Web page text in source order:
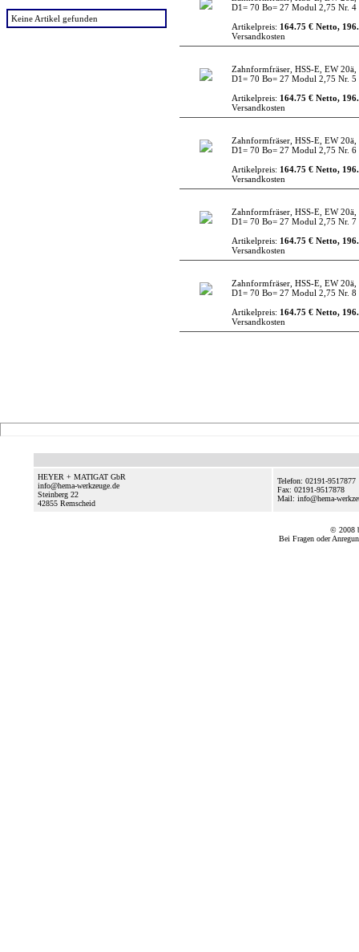
Keine Artikel gefunden
D1= 70 Bo= 27 Modul 2,75 Nr. 4
Artikelpreis: 164.75 € Netto,
Versandkosten
Zahnformfräser, HSS-E, EW 20ä,
D1= 70 Bo= 27 Modul 2,75 Nr. 5
Artikelpreis: 164.75 € Netto,
Versandkosten
Zahnformfräser, HSS-E, EW 20ä,
D1= 70 Bo= 27 Modul 2,75 Nr. 6
Artikelpreis: 164.75 € Netto,
Versandkosten
Zahnformfräser, HSS-E, EW 20ä,
D1= 70 Bo= 27 Modul 2,75 Nr. 7
Artikelpreis: 164.75 € Netto,
Versandkosten
Zahnformfräser, HSS-E, EW 20ä,
D1= 70 Bo= 27 Modul 2,75 Nr. 8
Artikelpreis: 164.75 € Netto,
Versandkosten
HEYER + MATIGAT GbR
info@hema-werkzeuge.de
Steinberg 22
42855 Remscheid
Telefon: 02191-9517877
Fax: 02191-9517878
Mail: info@hema-
© 2008
Bei Fragen oder